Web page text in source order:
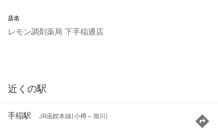
店名
レモン調剤薬局 下手稲通店
近くの駅
手稲駅 JR函館本線(小樽～旭川)